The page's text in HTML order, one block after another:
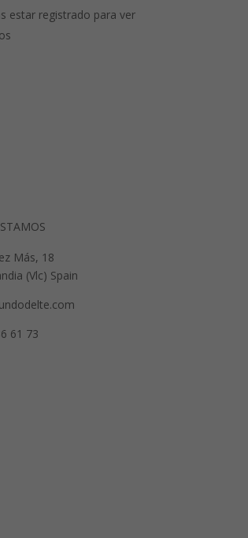
estar registrado para ver
Más, 18
(Vlc) Spain
61 73